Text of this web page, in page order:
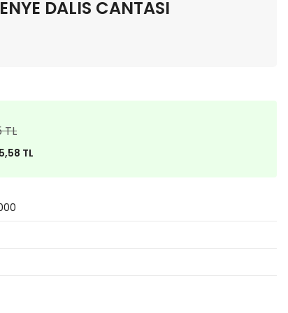
DALIS CANTASI
TL
TL